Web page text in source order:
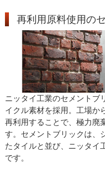
再利用原料使用の
ニッタイ工業のセメントブ
イクル素材を採用。工場か
再利用することで、極力廃
す。セメントブリックは、
たタイルと並び、ニッタイ
です。